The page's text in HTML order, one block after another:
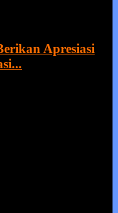
Apresiasi